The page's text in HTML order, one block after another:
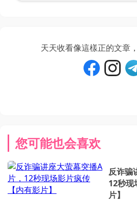
天天收看像這樣正的文章
您可能也会喜欢
反诈骗
12秒现
片】